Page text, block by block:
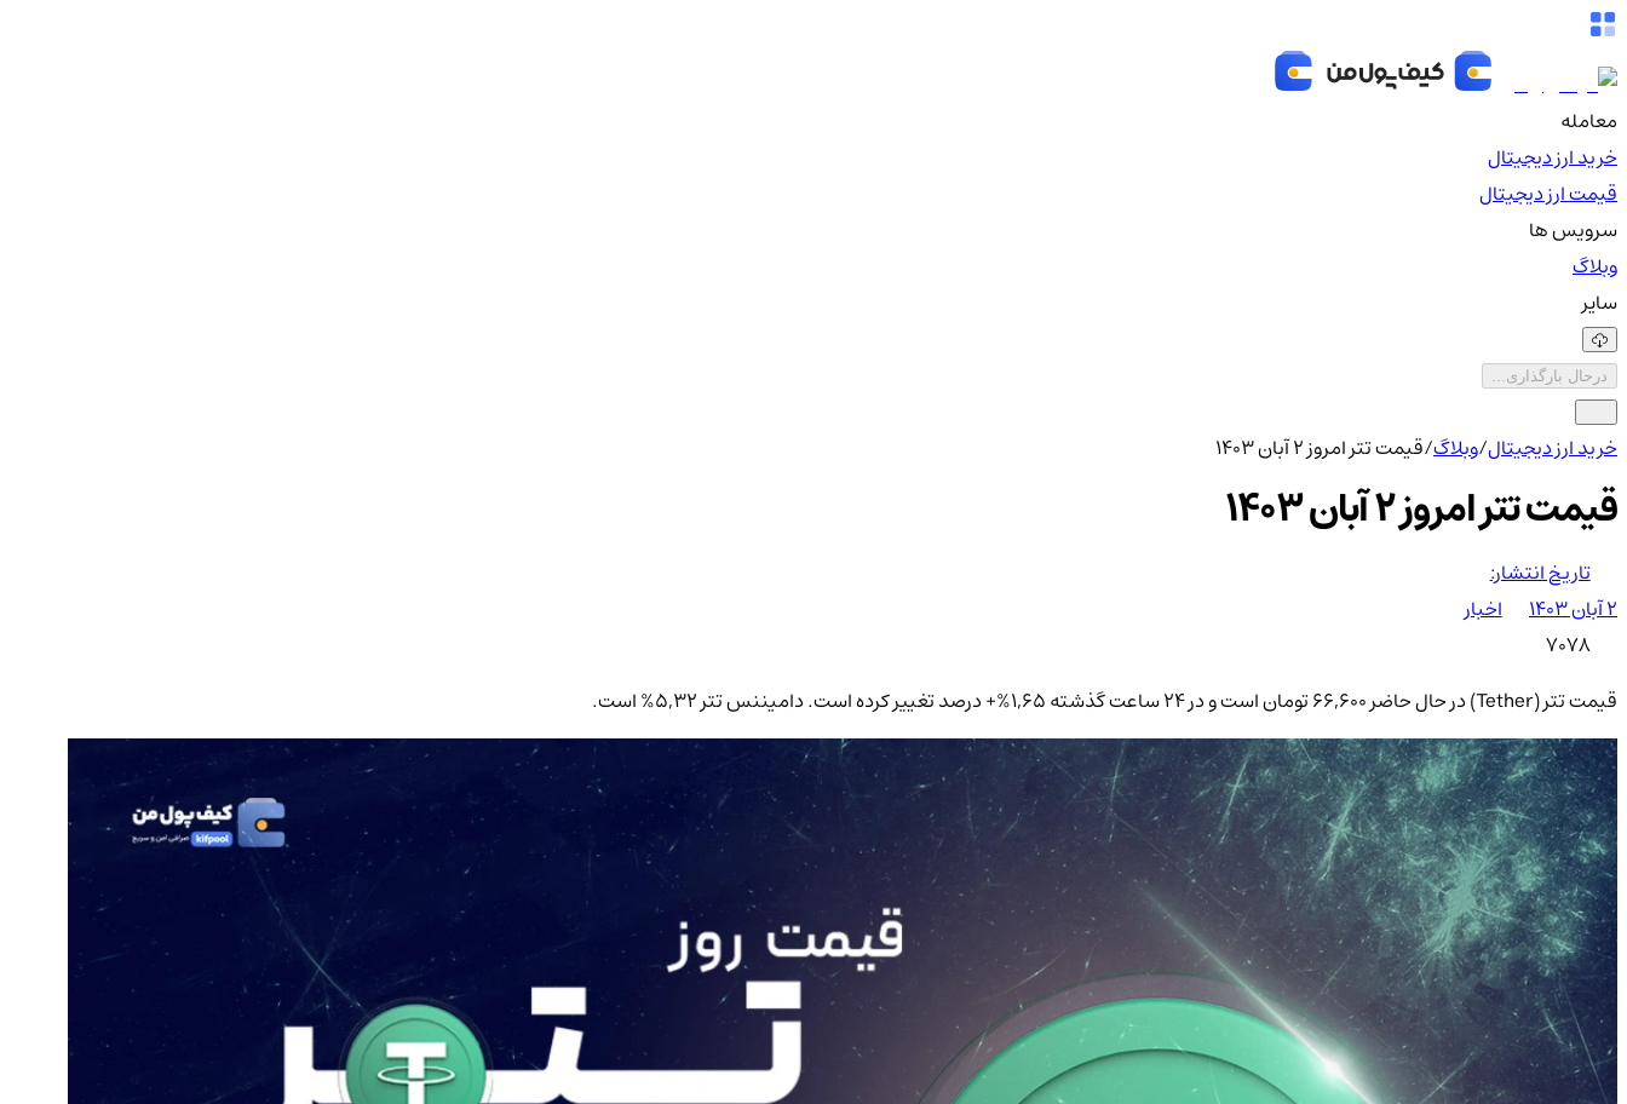
معامله
خرید ارز دیجیتال
قیمت ارز دیجیتال
سرویس ها
وبلاگ
سایر
درحال بارگذاری...
خرید ارز دیجیتال/وبلاگ/قیمت تتر امروز 2 آبان 1403
قیمت تتر امروز 2 آبان 1403
تاریخ انتشار:
۲ آبان ۱۴۰۳
اخبار
7078
قیمت تتر (Tether) در حال حاضر 66,600 تومان است و در ۲۴ ساعت گذشته 1,65%+ درصد تغییر کرده است. دامیننس تتر 5,32% است.